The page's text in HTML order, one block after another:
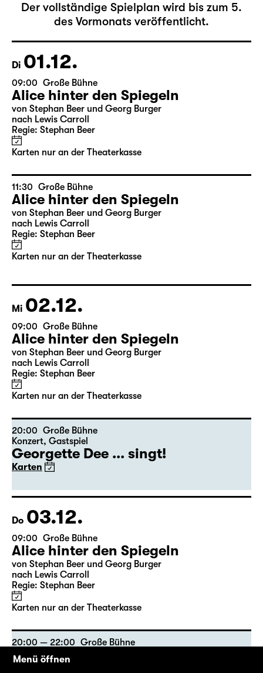
Der vollständige Spielplan wird bis zum 5.
des Vormonats veröffentlicht.
Di 01.12.
09:00 Große Bühne
Alice hinter den Spiegeln
von Stephan Beer und Georg Burger
nach Lewis Carroll
Regie: Stephan Beer
Karten nur an der Theaterkasse
11:30 Große Bühne
Alice hinter den Spiegeln
von Stephan Beer und Georg Burger
nach Lewis Carroll
Regie: Stephan Beer
Karten nur an der Theaterkasse
Mi 02.12.
09:00 Große Bühne
Alice hinter den Spiegeln
von Stephan Beer und Georg Burger
nach Lewis Carroll
Regie: Stephan Beer
Karten nur an der Theaterkasse
20:00 Große Bühne
Konzert, Gastspiel
Georgette Dee ... singt!
Karten
Do 03.12.
09:00 Große Bühne
Alice hinter den Spiegeln
von Stephan Beer und Georg Burger
nach Lewis Carroll
Regie: Stephan Beer
Karten nur an der Theaterkasse
20:00 — 22:00 Große Bühne
Gastspiel
A Christmas Carol
Menü öffnen